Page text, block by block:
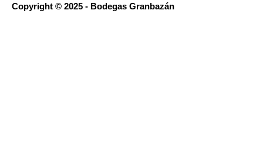
Copyright © 2025 - Bodegas Granbazán